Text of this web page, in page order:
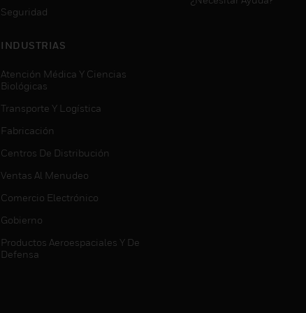
Seguridad
INDUSTRIAS
Atención Médica Y Ciencias
Biológicas
Transporte Y Logística
Fabricación
Centros De Distribución
Ventas Al Menudeo
Comercio Electrónico
Gobierno
Productos Aeroespaciales Y De
Defensa